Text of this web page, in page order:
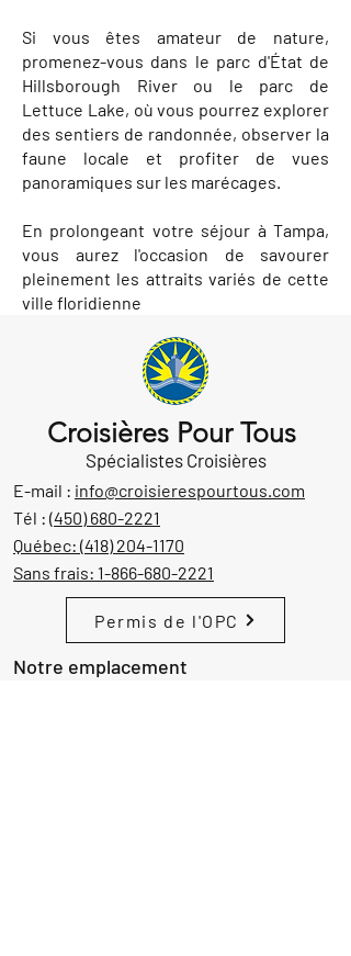
Si vous êtes amateur de nature,
promenez-vous dans le parc d'État de
Hillsborough River ou le parc de
Lettuce Lake, où vous pourrez explorer
des sentiers de randonnée, observer la
faune locale et profiter de vues
panoramiques sur les marécages.
En prolongeant votre séjour à Tampa,
vous aurez l'occasion de savourer
pleinement les attraits variés de cette
ville floridienne
Croisières Pour Tous
Spécialistes Croisières
E-mail : info@croisierespourtous.com
Tél : (450) 680-2221
Québec: (418) 204-1170
Sans frais: 1-866-680-2221
Permis de l'OPC
Notre emplacement